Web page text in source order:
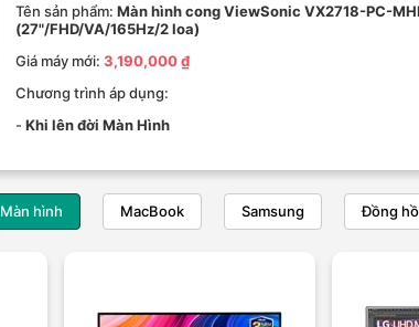
Tên sản phẩm: Màn hình cong ViewSonic VX2718-PC-
(27"/FHD/VA/165Hz/2 loa)
Giá máy mới: 3,190,000 ₫
Chương trình áp dụng:
- Khi lên đời Màn Hình
Màn hình MacBook Samsung Đồng hồ